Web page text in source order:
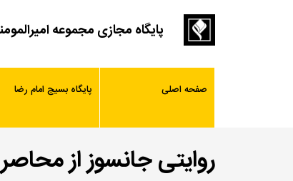
پایگاه مجازی مجموعه
صفحه اصلی پایگاه بسیج امام رضا
روایتی جانسوز از